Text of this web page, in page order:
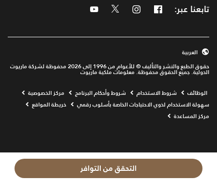
التحقق من التوافر
تابعنا عبر: Facebook
Instagram
Twitter
حقوق الطبع والنشر والتأليف © للأعوام من 1996 إلى 2026 محفوظة لشركة ماريوت
الدولية. جميع الحقوق محفوظة. معلومات ملكية ماريوت
العربية
الوظائف Opens a new window
شروط الاستخدام شروط وأحكام البرنامج
مركز الخصوصية
سهولة الاستخدام لذوي الاحتياجات الخاصة بأسلوب رقمي
خريطة المواقع
مركز المساعدة